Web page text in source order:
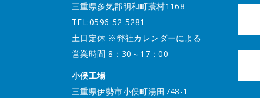
三重県多気郡明和町蓑村1168
TEL:0596-52-5281
土日定休 ※弊社カレンダーによる
営業時間 8：30～17：00
小俣工場
三重県伊勢市小俣町湯田748-1